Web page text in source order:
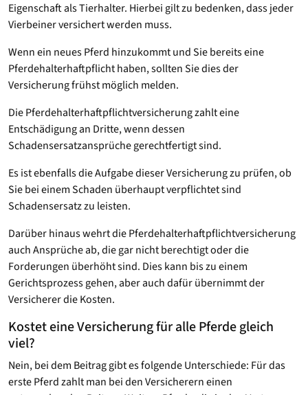
Eigenschaft als Tierhalter. Hierbei gilt zu bedenken, dass jeder
Vierbeiner versichert werden muss.
Wenn ein neues Pferd hinzukommt und Sie bereits eine
Pferdehalterhaftpflicht haben, sollten Sie dies der
Versicherung frühst möglich melden.
Die Pferdehalterhaftpflichtversicherung zahlt eine
Entschädigung an Dritte, wenn dessen
Schadensersatzansprüche gerechtfertigt sind.
Es ist ebenfalls die Aufgabe dieser Versicherung zu prüfen, ob
Sie bei einem Schaden überhaupt verpflichtet sind
Schadensersatz zu leisten.
Darüber hinaus wehrt die Pferdehalterhaftpflichtversicherung
auch Ansprüche ab, die gar nicht berechtigt oder die
Forderungen überhöht sind. Dies kann bis zu einem
Gerichtsprozess gehen, aber auch dafür übernimmt der
Versicherer die Kosten.
Kostet eine Versicherung für alle Pferde gleich
viel?
Nein, bei dem Beitrag gibt es folgende Unterschiede: Für das
erste Pferd zahlt man bei den Versicherern einen